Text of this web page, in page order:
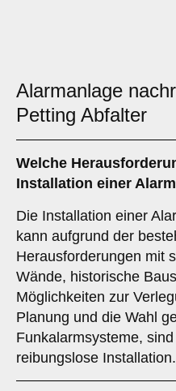
Alarmanlage
Petting Abfalter
Welche
Installation einer
Die Installation einer
kann aufgrund der
Herausforderungen mit
Wände, historische
Möglichkeiten zur
Planung und die Wahl
Funkalarmsysteme,
reibungslose Installation.